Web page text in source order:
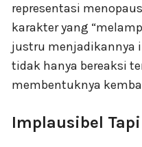
representasi
karakter yang
justru menjadikannya
tidak hanya bereaksi
membentuknya
Implausibel